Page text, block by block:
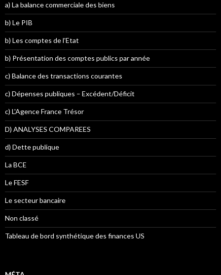
a) La balance commerciale des biens
b) Le PIB
b) Les comptes de l'Etat
b) Présentation des comptes publics par année
c) Balance des transactions courantes
c) Dépenses publiques – Excédent/Déficit
c) L'Agence France Trésor
D) ANALYSES COMPAREES
d) Dette publique
La BCE
Le FESF
Le secteur bancaire
Non classé
Tableau de bord synthétique des finances US